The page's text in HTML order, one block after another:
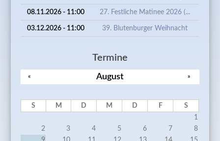
08.11.2026 - 11:00 27. Festliche Matinee 2026 (...
03.12.2026 - 11:00 39. Blutenburger Weihnacht
Termine
August
« »
S M D M D F
S
1
2
3 4 5 6 7
8